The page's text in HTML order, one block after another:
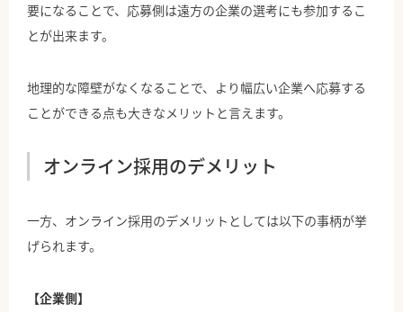
要になることで、応募側は遠方の企業の選考にも参加するこ
とが出来ます。
地理的な障壁がなくなることで、より幅広い企業へ応募する
ことができる点も大きなメリットと言えます。
オンライン採用のデメリット
一方、オンライン採用のデメリットとしては以下の事柄が挙
げられます。
【企業側】